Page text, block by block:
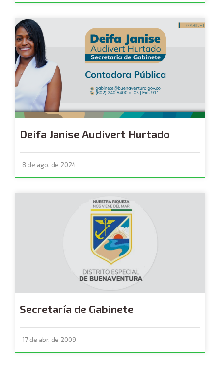
Deifa Janise Audivert Hurtado
8 de ago. de 2024
Secretaría de Gabinete
17 de abr. de 2009